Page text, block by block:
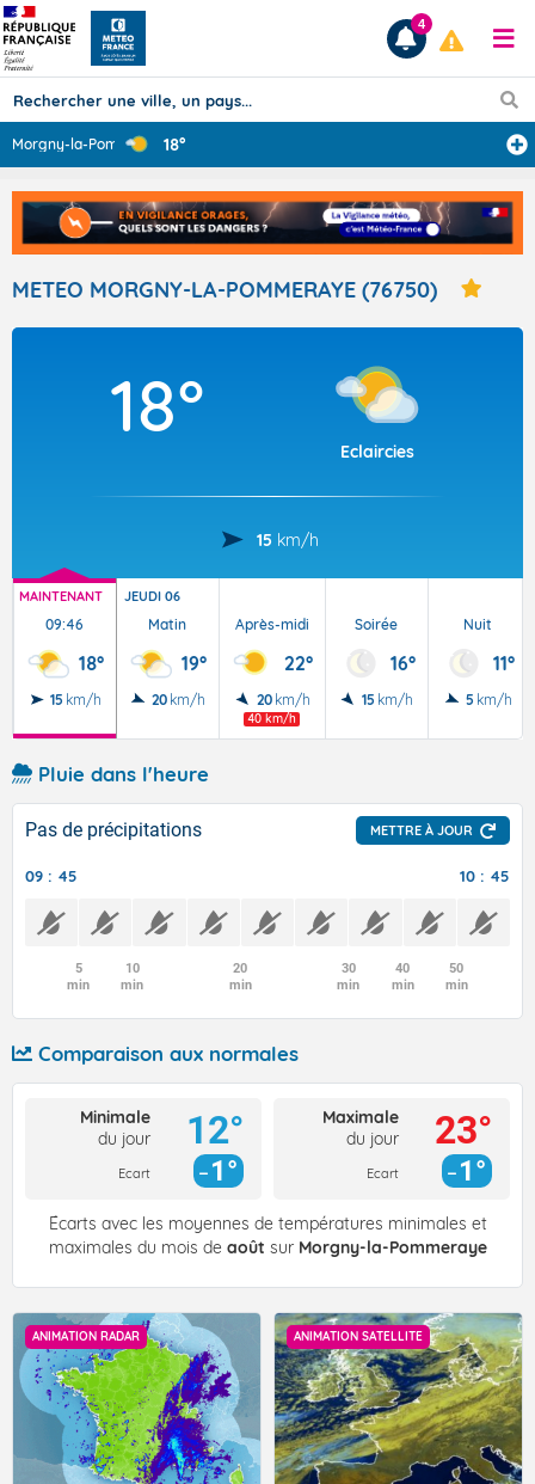
Prévisions
TOUS LES RÉSULTATS
Articles
4
Morgny-la-Pomme... 18°
METEO MORGNY-LA-POMMERAYE (76750)
18°
Eclaircies
15 km/h
MAINTENANT
09:46
18°
15 km/h
JEUDI 06
Matin
19°
20 km/h
Après-midi
22°
20 km/h
40 km/h
Soirée
16°
15 km/h
Nuit
11°
5 km/h
Pluie dans l'heure
Pas de précipitations METTRE À JOUR
09 : 45 10 : 45
5
min
10
min
20
min
30
min
40
min
50
min
Comparaison aux normales
Minimale
du jour
Ecart
12°
1°
Maximale
du jour
Ecart
23°
1°
Écarts avec les moyennes de températures minimales et
maximales du mois de août sur Morgny-la-Pommeraye
ANIMATION RADAR ANIMATION SATELLITE